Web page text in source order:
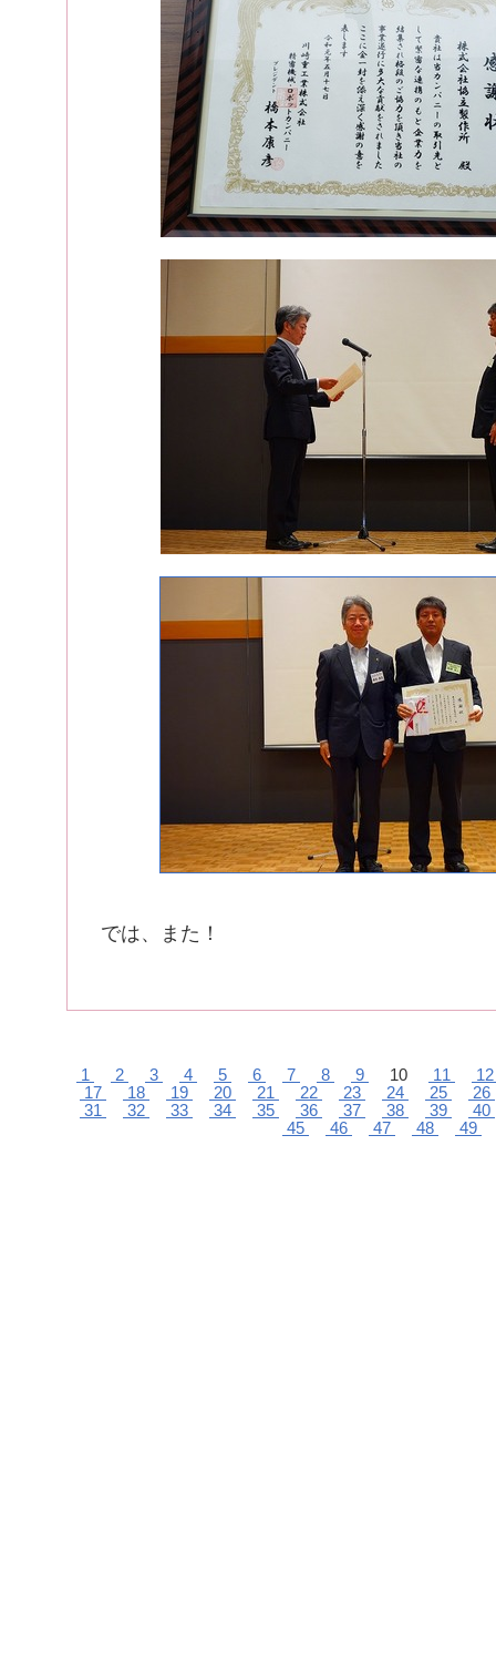
では、また！
1 2 3 4 5 6 7 8 9 10 11
17
18 19 20 21 22 23 24 25
26
31
32 33 34 35 36 37 38 39
40
45
46 47 48 49